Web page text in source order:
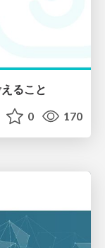
ること
0 170